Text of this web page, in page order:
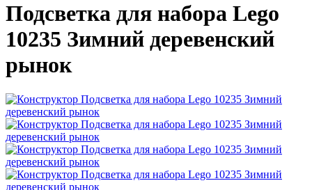
Подсветка для набора Lego
10235 Зимний деревенский
рынок